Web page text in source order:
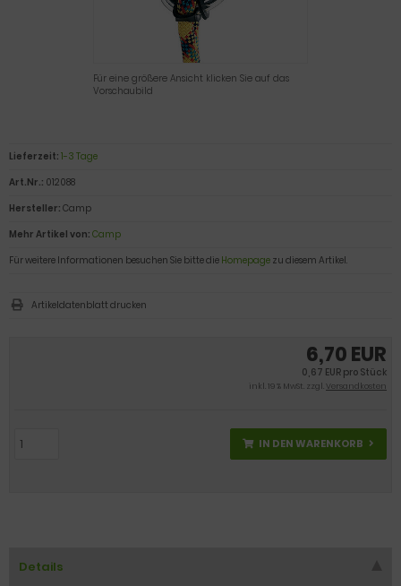
Für eine größere Ansicht klicken Sie auf das
Vorschaubild
6,70 EUR
0,67 EUR pro Stück
inkl. 19 % MwSt. zzgl.Versandkosten
IN DEN WARENKORB
Lieferzeit: 1-3 Tage
Art.Nr.: 012088
Hersteller: Camp
Mehr Artikel von: Camp
Für weitere Informationen besuchen Sie bitte die Homepage zu diesem Artikel.
Artikeldatenblatt drucken
Details